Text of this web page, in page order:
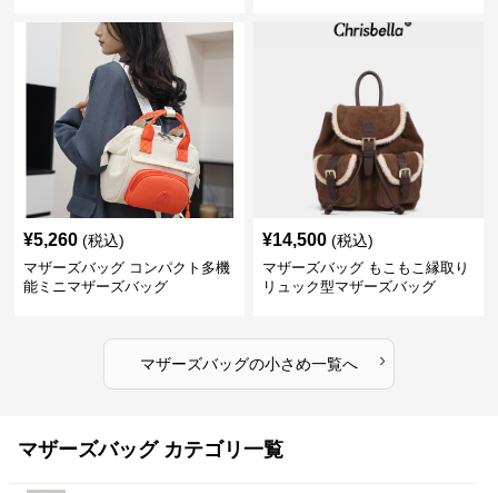
¥5,260 (税込)
マザーズバッグ コンパクト多機
能ミニマザーズバッグ
¥14,500 (税込)
マザーズバッグ もこもこ縁取り
リュック型マザーズバッグ
マザーズバッグの小さめ一覧へ ›
マザーズバッグ カテゴリ一覧